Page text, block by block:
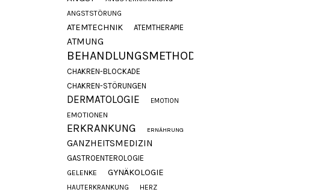
ANGSTSTÖRUNG
ATEMTECHNIK ATEMTHERAPIE
ATMUNG
BEHANDLUNGSMETHODE
CHAKREN-BLOCKADE
CHAKREN-STÖRUNGEN
DERMATOLOGIE EMOTION
EMOTIONEN
ERKRANKUNG ERNÄHRUNG
GANZHEITSMEDIZIN
GASTROENTEROLOGIE
GELENKE GYNÄKOLOGIE
HAUTERKRANKUNG
HERZ